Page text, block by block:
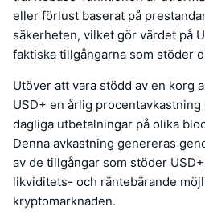
eller förlust baserat på
säkerheten, vilket gör värdet på
faktiska tillgångarna som stöder
Utöver att vara stödd av en korg
USD+ en årlig procentavkastning
dagliga utbetalningar på olika
Denna avkastning genereras
av de tillgångar som stöder
likviditets- och räntebärande
kryptomarknaden.